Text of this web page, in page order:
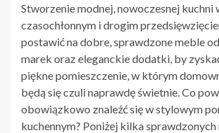
Stworzenie modnej, nowoczesnej kuchni
czasochłonnym i drogim
postawić na dobre, sprawdzone meble
marek oraz eleganckie dodatki, by
piękne pomieszczenie, w którym
będą się czuli naprawdę świetnie. Co
obowiązkowo znaleźć się w stylowym
kuchennym? Poniżej kilka sprawdzonych